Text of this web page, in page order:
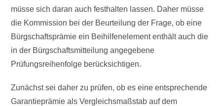
müsse sich daran auch festhalten lassen. Daher müsse
die Kommission bei der Beurteilung der Frage, ob eine
Bürgschaftsprämie ein Beihilfenelement enthält auch die
in der Bürgschaftsmitteilung angegebene
Prüfungsreihenfolge berücksichtigen.
Zunächst sei daher zu prüfen, ob es eine entsprechende
Garantieprämie als Vergleichsmaßstab auf dem